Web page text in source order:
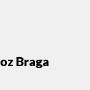
Braga